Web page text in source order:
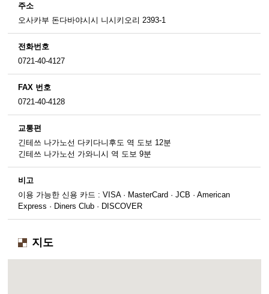
주소
오사카부 돈다바야시시 니시키오리 2393-1
전화번호
0721-40-4127
FAX 번호
0721-40-4128
교통편
긴테쓰 나가노선 다키다니후도 역 도보 12분
긴테쓰 나가노선 가와니시 역 도보 9분
비고
이용 가능한 신용 카드 : VISA · MasterCard · JCB · American
Express · Diners Club · DISCOVER
지도